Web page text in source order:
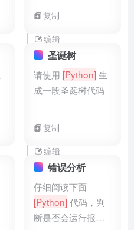
复制
编辑
圣诞树
请使用 [Python]生
成一段圣诞树代码
复制
编辑
错误分析
仔细阅读下面
[Python]代码，判
断是否会运行报